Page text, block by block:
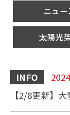
ニュー
太陽光
INFO
【2/8更新】